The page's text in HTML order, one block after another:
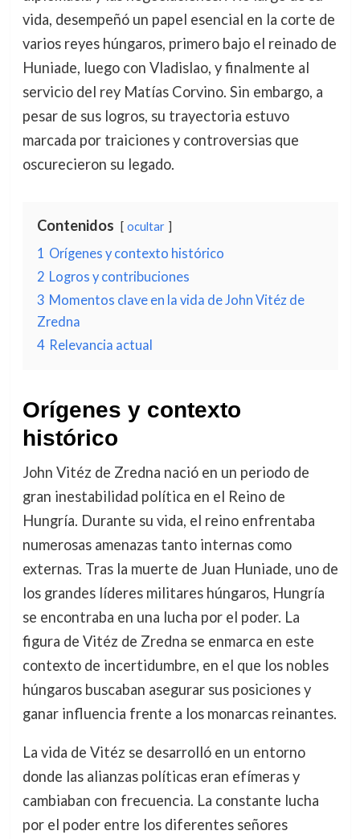
vida, desempeñó un papel esencial en la corte de
varios reyes húngaros, primero bajo el reinado de
Huniade, luego con Vladislao, y finalmente al
servicio del rey Matías Corvino. Sin embargo, a
pesar de sus logros, su trayectoria estuvo
marcada por traiciones y controversias que
oscurecieron su legado.
Contenidos ocultar
1 Orígenes y contexto histórico
2 Logros y contribuciones
3 Momentos clave en la vida de John Vitéz de
Zredna
4 Relevancia actual
Orígenes y contexto
histórico
John Vitéz de Zredna nació en un periodo de
gran inestabilidad política en el Reino de
Hungría. Durante su vida, el reino enfrentaba
numerosas amenazas tanto internas como
externas. Tras la muerte de Juan Huniade, uno de
los grandes líderes militares húngaros, Hungría
se encontraba en una lucha por el poder. La
figura de Vitéz de Zredna se enmarca en este
contexto de incertidumbre, en el que los nobles
húngaros buscaban asegurar sus posiciones y
ganar influencia frente a los monarcas reinantes.
La vida de Vitéz se desarrolló en un entorno
donde las alianzas políticas eran efímeras y
cambiaban con frecuencia. La constante lucha
por el poder entre los diferentes señores